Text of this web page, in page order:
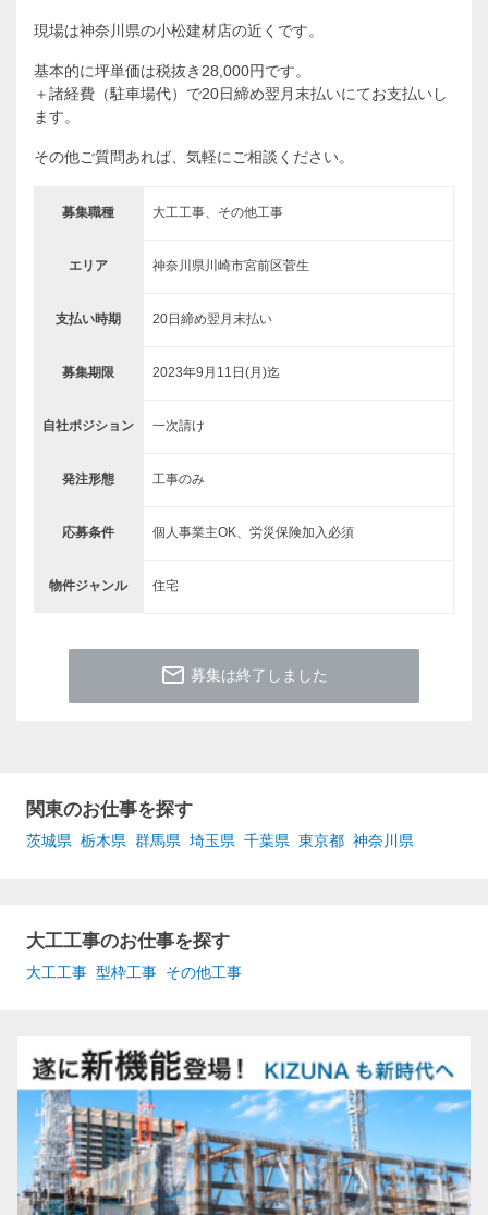
現場は神奈川県の小松建材店の近くです。
基本的に坪単価は税抜き28,000円です。
＋諸経費（駐車場代）で20日締め翌月末払いにてお支払いし
ます。
その他ご質問あれば、気軽にご相談ください。
募集職種 大工工事、その他工事
エリア 神奈川県川崎市宮前区菅生
支払い時期 20日締め翌月末払い
募集期限 2023年9月11日(月)迄
自社ポジション 一次請け
発注形態 工事のみ
応募条件 個人事業主OK、労災保険加入必須
物件ジャンル 住宅
mail_outline 募集は終了しました
関東のお仕事を探す
茨城県 栃木県 群馬県 埼玉県 千葉県 東京都 神奈川県
大工工事のお仕事を探す
大工工事 型枠工事 その他工事